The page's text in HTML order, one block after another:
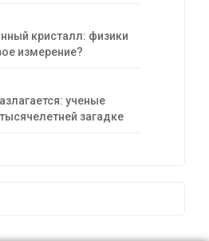
кристалл: физики
измерение?
ученые
загадке